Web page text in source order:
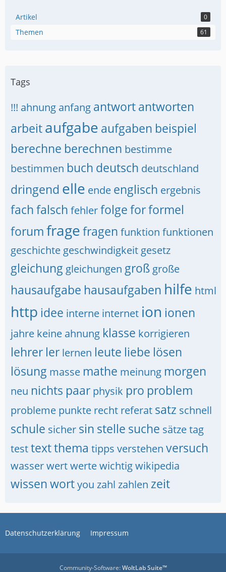
Artikel 0
Themen 61
Tags
!!! ahnung anfang antwortantworten
arbeitaufgabe aufgaben beispiel
berechne berechnen bestimme
bestimmen buch deutsch deutschland
dringend elle ende englisch ergebnis
fachfalsch fehlerfolgeforformel
forumfragefragen funktion funktionen
geschichte geschwindigkeit gesetz
gleichung gleichungen groß große
hausaufgabe hausaufgaben hilfe html
http idee interne internet ion ionen
jahre keine ahnung klasse korrigieren
lehrer ler lernen leute liebe lösen
lösung masse mathe meinung morgen
neu nichts paar physik pro problem
probleme punkte recht referat satz schnell
schule sicher sin stelle suche sätzetag
testtextthema tipps verstehen versuch
wasserwertwertewichtigwikipedia
wissenwortyou zahl zahlen zeit
Datenschutzerklärung Impressum
Community-Software:WoltLab Suite™